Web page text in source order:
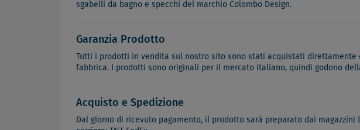
sgabelli da bagno e specchi del marchio Colombo Design.
Garanzia Prodotto
Tutti i prodotti in vendita sul nostro sito sono stati acquistati
fabbrica. I prodotti sono originali per il mercato italiano, quindi godono
Acquisto e Spedizione
Dal giorno di ricevuto pagamento, il prodotto sarà preparato dai